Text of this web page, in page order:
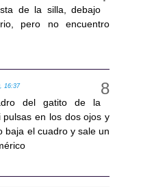
de la silla, debajo
pero no encuentro
16:37
del gatito de la
pulsas en los dos ojos y
baja el cuadro y sale un